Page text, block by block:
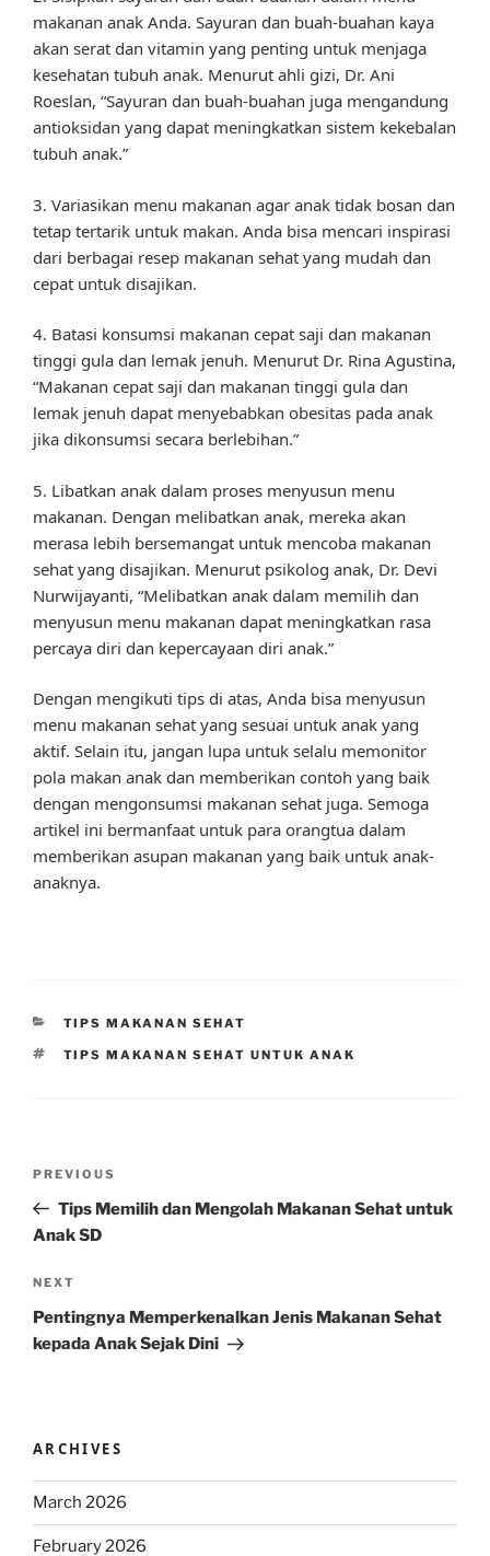
makanan anak Anda. Sayuran dan buah-buahan kaya
akan serat dan vitamin yang penting untuk menjaga
kesehatan tubuh anak. Menurut ahli gizi, Dr. Ani
Roeslan, “Sayuran dan buah-buahan juga mengandung
antioksidan yang dapat meningkatkan sistem kekebalan
tubuh anak.”
3. Variasikan menu makanan agar anak tidak bosan dan
tetap tertarik untuk makan. Anda bisa mencari inspirasi
dari berbagai resep makanan sehat yang mudah dan
cepat untuk disajikan.
4. Batasi konsumsi makanan cepat saji dan makanan
tinggi gula dan lemak jenuh. Menurut Dr. Rina Agustina,
“Makanan cepat saji dan makanan tinggi gula dan
lemak jenuh dapat menyebabkan obesitas pada anak
jika dikonsumsi secara berlebihan.”
5. Libatkan anak dalam proses menyusun menu
makanan. Dengan melibatkan anak, mereka akan
merasa lebih bersemangat untuk mencoba makanan
sehat yang disajikan. Menurut psikolog anak, Dr. Devi
Nurwijayanti, “Melibatkan anak dalam memilih dan
menyusun menu makanan dapat meningkatkan rasa
percaya diri dan kepercayaan diri anak.”
Dengan mengikuti tips di atas, Anda bisa menyusun
menu makanan sehat yang sesuai untuk anak yang
aktif. Selain itu, jangan lupa untuk selalu memonitor
pola makan anak dan memberikan contoh yang baik
dengan mengonsumsi makanan sehat juga. Semoga
artikel ini bermanfaat untuk para orangtua dalam
memberikan asupan makanan yang baik untuk anak-
anaknya.
CATEGORIES
TIPS MAKANAN SEHAT
TAGS
TIPS MAKANAN SEHAT UNTUK ANAK
Previous
Post
PREVIOUS
Tips Memilih dan Mengolah Makanan Sehat untuk
Anak SD
Next
Post
NEXT
Pentingnya Memperkenalkan Jenis Makanan Sehat
kepada Anak Sejak Dini
ARCHIVES
March 2026
February 2026